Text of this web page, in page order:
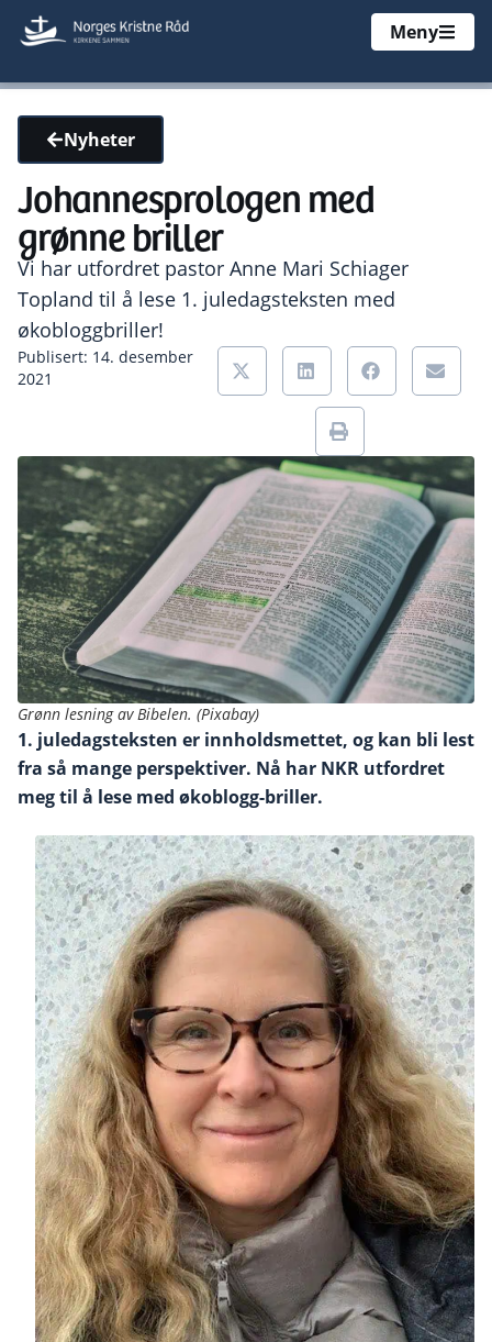
Meny
Nyheter
Johannesprologen med
grønne briller
Vi har utfordret pastor Anne Mari Schiager
Topland til å lese 1. juledagsteksten med
økobloggbriller!
Publisert: 14. desember
2021
Grønn lesning av Bibelen. (Pixabay)
1. juledagsteksten er innholdsmettet, og kan bli lest
fra så mange perspektiver. Nå har NKR utfordret
meg til å lese med økoblogg-briller.